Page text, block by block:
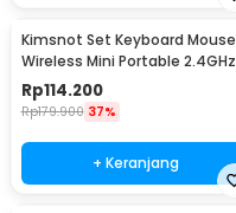
Kimsnot Set Keyboard Mouse
Wireless Mini Portable 2.4GHz
Ergonomic - JP106
Rp114.200
Rp179.900 37%
+ Keranjang